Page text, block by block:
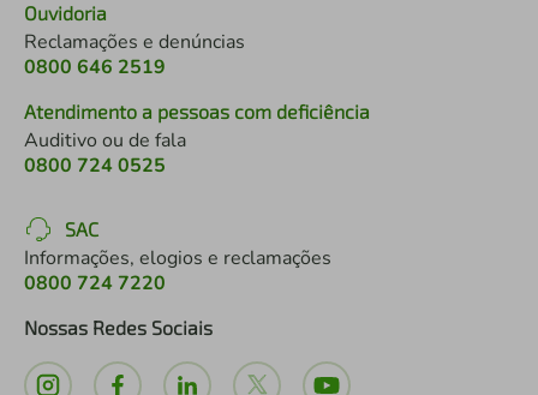
Ouvidoria
Reclamações e denúncias
0800 646 2519
Atendimento a pessoas com deficiência
Auditivo ou de fala
0800 724 0525
SAC
Informações, elogios e reclamações
0800 724 7220
Nossas Redes Sociais